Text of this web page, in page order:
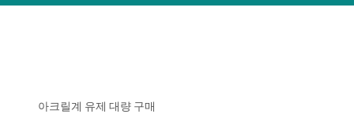
아크릴계 유제 대량 구매